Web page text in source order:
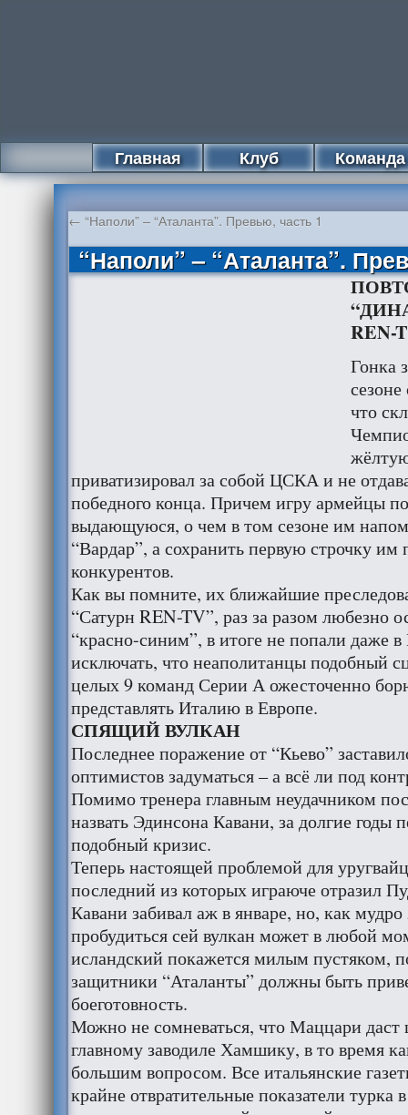
Главная Клуб Команда
← “Наполи” – “Аталанта”. Превью, часть 1
“Наполи” – “Аталанта”.
REN-
Гонка
что
приватизировал за собой ЦСКА и не
победного конца. Причем игру армейцы
выдающуюся, о чем в том сезоне им
“Вардар”, а сохранить первую строчку им
конкурентов.
Как вы помните, их ближайшие
“Сатурн REN-TV”, раз за разом любезно
“красно-синим”, в итоге не попали даже
исключать, что неаполитанцы подобный
целых 9 команд Серии А ожесточенно
представлять Италию в Европе.
СПЯЩИЙ ВУЛКАН
Последнее поражение от “Кьево”
оптимистов задуматься – а всё ли под
Помимо тренера главным неудачником
назвать Эдинсона Кавани, за долгие
подобный кризис.
Теперь настоящей проблемой для
последний из которых играюче отразил
Кавани забивал аж в январе, но, как
пробудиться сей вулкан может в любой
исландский покажется милым пустяком,
защитники “Аталанты” должны быть
боеготовность.
Можно не сомневаться, что Маццари даст
главному заводиле Хамшику, в то время
большим вопросом. Все итальянские
крайне отвратительные показатели турка